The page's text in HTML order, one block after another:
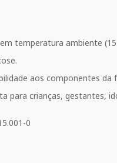
temperatura ambiente
aos componentes da
para crianças, gestantes,
0